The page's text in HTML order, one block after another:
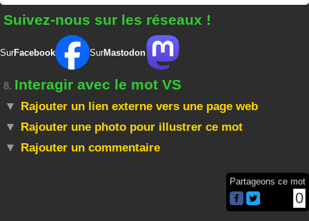
Suivez-nous sur les réseaux !
SurFacebook SurMastodon
8. Interagir avec le mot VS
Rajouter un lien externe vers une page web
Rajouter une photo pour illustrer ce mot
Rajouter un commentaire
Partageons ce mot
0